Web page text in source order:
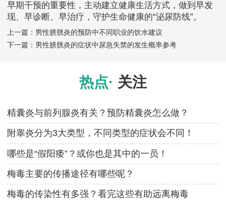
早期干预的重要性，主动建立健康生活方式，做到早发
现、早诊断、早治疗，守护生命健康的“泌尿防线”。
上一篇： 男性膀胱炎的预防中不同职业的饮水建议
下一篇： 男性膀胱炎的症状中尿急失禁的发生概率参考
热点· 关注
精囊炎与前列腺炎有关？预防精囊炎怎么做？
附睾炎分为3大类型，不同类型的症状会不同！
哪些是“假阳痿”？或你也是其中的一员！
梅毒主要的传播途径有哪些呢？
梅毒的传染性有多强？看完这些有助远离梅毒